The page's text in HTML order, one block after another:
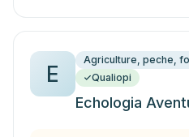
E
Agriculture, peche,
Qualiopi
Echologia